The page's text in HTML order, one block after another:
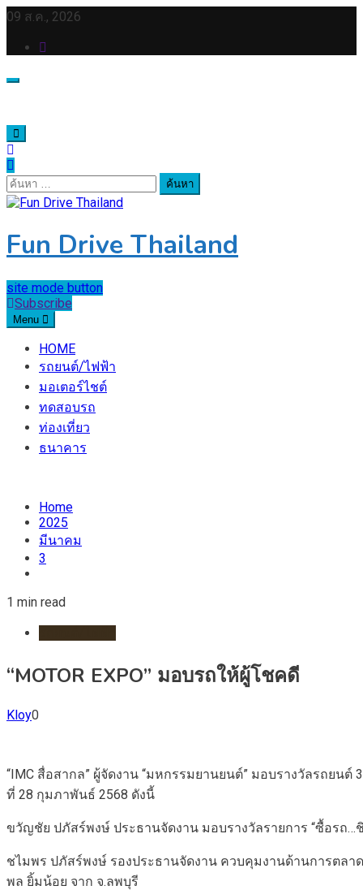
Skip
content
09 ส.ค., 2026
ค้นหา
สำหรับ:
Fun Drive Thailand
site mode button
Subscribe
Menu
HOME
รถยนต์/ไฟฟ้า
มอเตอร์ไชต์
ทดสอบรถ
ท่องเที่ยว
ธนาคาร
Home
2025
มีนาคม
3
1 min read
“MOTOR EXPO” มอบรถให้ผู้โชคดี
Kloy0
“IMC สื่อสากล” ผู้จัดงาน “มหกรรมยานยนต์” มอบรางวัลรถยน
ที่ 28 กุมภาพันธ์ 2568 ดังนี้
ขวัญชัย ปภัสร์พงษ์ ประธานจัดงาน มอบรางวัลรายการ “ซื้อรถ…ชิ
ชไมพร ปภัสร์พงษ์ รองประธานจัดงาน ควบคุมงานด้านการตลาด
พล ยิ้มน้อย จาก จ.ลพบุรี